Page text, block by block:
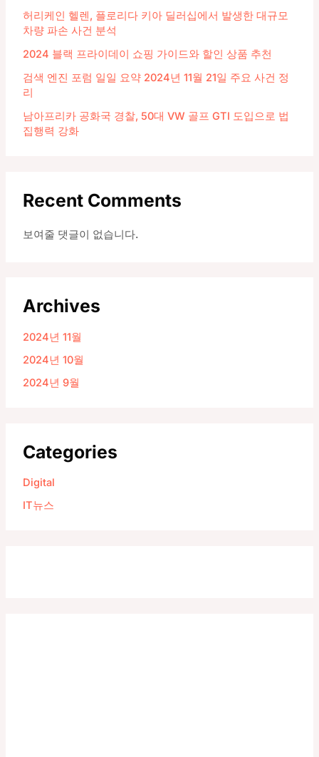
허리케인 헬렌, 플로리다 키아 딜러십에서 발생한 대규모
차량 파손 사건 분석
2024 블랙 프라이데이 쇼핑 가이드와 할인 상품 추천
검색 엔진 포럼 일일 요약 2024년 11월 21일 주요 사건 정
리
남아프리카 공화국 경찰, 50대 VW 골프 GTI 도입으로 법
집행력 강화
Recent Comments
보여줄 댓글이 없습니다.
Archives
2024년 11월
2024년 10월
2024년 9월
Categories
Digital
IT뉴스